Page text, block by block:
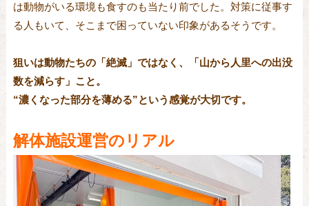
は動物がいる環境も食すのも当たり前でした。対策に従事す
る人もいて、そこまで困っていない印象があるそうです。
狙いは動物たちの「絶滅」ではなく、「山から人里への出没
数を減らす」こと。
“濃くなった部分を薄める”という感覚が大切です。
解体施設運営のリアル